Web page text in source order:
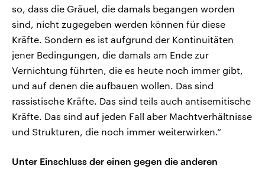
so, dass die Gräuel, die damals begangen worden
sind, nicht zugegeben werden können für diese
Kräfte. Sondern es ist aufgrund der Kontinuitäten
jener Bedingungen, die damals am Ende zur
Vernichtung führten, die es heute noch immer gibt,
und auf denen die aufbauen wollen. Das sind
rassistische Kräfte. Das sind teils auch antisemitische
Kräfte. Das sind auf jeden Fall aber Machtverhältnisse
und Strukturen, die noch immer weiterwirken.“
Unter Einschluss der einen gegen die anderen